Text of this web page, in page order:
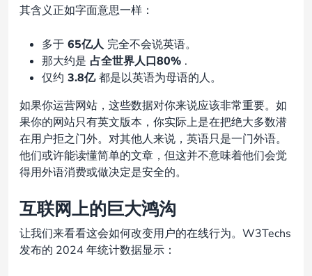
其含义正如字面意思一样：
多于 65亿人 完全不会说英语。
那大约是 占全世界人口80% .
仅约 3.8亿 都是以英语为母语的人。
如果你运营网站，这些数据对你来说应该非常重要。如
果你的网站只有英文版本，你实际上是在把绝大多数潜
在用户拒之门外。对其他人来说，英语只是一门外语。
他们或许能读懂简单的文章，但这并不意味着他们会觉
得用外语消费或做决定是安全的。
互联网上的巨大鸿沟
让我们来看看这会如何改变用户的在线行为。W3Techs
发布的 2024 年统计数据显示：